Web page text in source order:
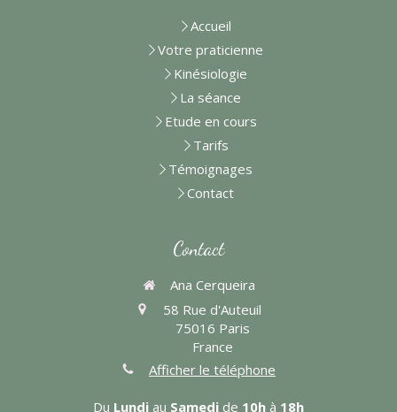
Accueil
Votre praticienne
Kinésiologie
La séance
Etude en cours
Tarifs
Témoignages
Contact
Contact
Ana Cerqueira
58 Rue d'Auteuil
75016 Paris
France
Afficher le téléphone
Du Lundi au Samedi de 10h à 18h